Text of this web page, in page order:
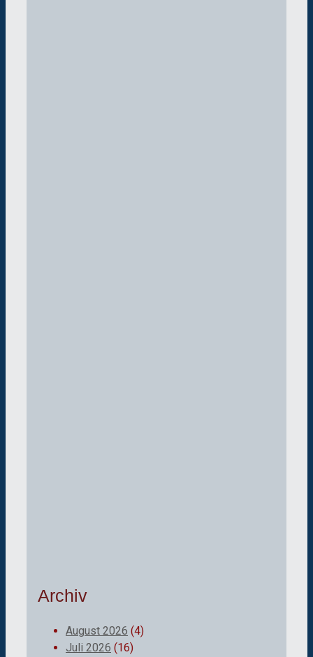
Archiv
August 2026 (4)
Juli 2026 (16)